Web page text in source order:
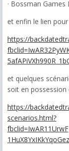
· Bossman
et enfin le lien
https://
et quelques
soit en possession
https://
scenarios.html?